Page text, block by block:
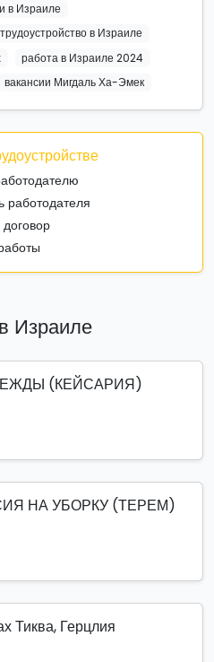
в Израиле
трудоустройство в Израиле
работа в Израиле 2024
вакансии Мигдаль Ха-Эмек
работодателя
Израиле
(КЕЙСАРИЯ)
НА УБОРКУ (ТЕРЕМ)
Тиква, Герцлия